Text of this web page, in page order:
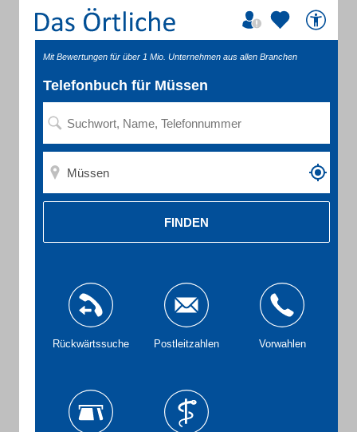
Mit Bewertungen für über 1 Mio. Unternehmen aus allen Branchen
Telefonbuch für Müssen
FINDEN
Rückwärtssuche Postleitzahlen Vorwahlen